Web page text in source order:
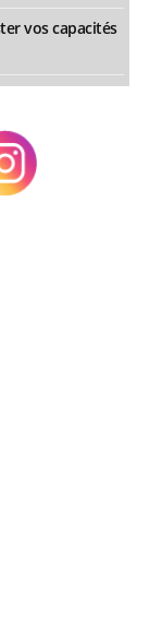
vos capacités